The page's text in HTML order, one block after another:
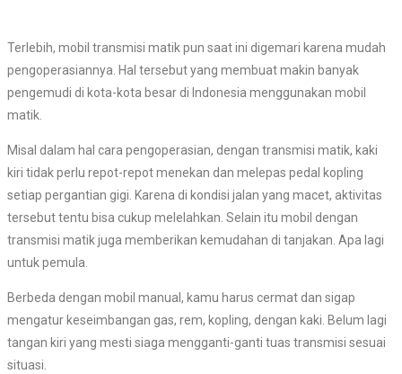
Terlebih, mobil transmisi matik pun saat ini digemari karena mudah
pengoperasiannya. Hal tersebut yang membuat makin banyak
pengemudi di kota-kota besar di Indonesia menggunakan mobil
matik.
Misal dalam hal cara pengoperasian, dengan transmisi matik, kaki
kiri tidak perlu repot-repot menekan dan melepas pedal kopling
setiap pergantian gigi. Karena di kondisi jalan yang macet, aktivitas
tersebut tentu bisa cukup melelahkan. Selain itu mobil dengan
transmisi matik juga memberikan kemudahan di tanjakan. Apa lagi
untuk pemula.
Berbeda dengan mobil manual, kamu harus cermat dan sigap
mengatur keseimbangan gas, rem, kopling, dengan kaki. Belum lagi
tangan kiri yang mesti siaga mengganti-ganti tuas transmisi sesuai
situasi.